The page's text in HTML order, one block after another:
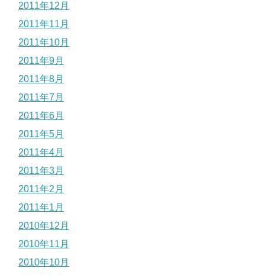
2011年12月
2011年11月
2011年10月
2011年9月
2011年8月
2011年7月
2011年6月
2011年5月
2011年4月
2011年3月
2011年2月
2011年1月
2010年12月
2010年11月
2010年10月